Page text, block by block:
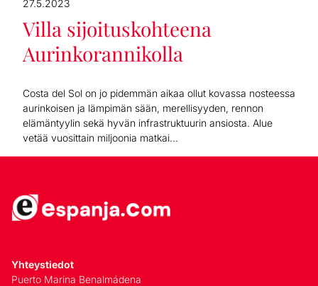
27.5.2023
Villa sijoituskohteena
Aurinkorannikolla
Costa del Sol on jo pidemmän aikaa ollut kovassa nosteessa
aurinkoisen ja lämpimän sään, merellisyyden, rennon
elämäntyylin sekä hyvän infrastruktuurin ansiosta. Alue
vetää vuosittain miljoonia matkai...
Yhteystiedot
Puerto Marina Benalmádena